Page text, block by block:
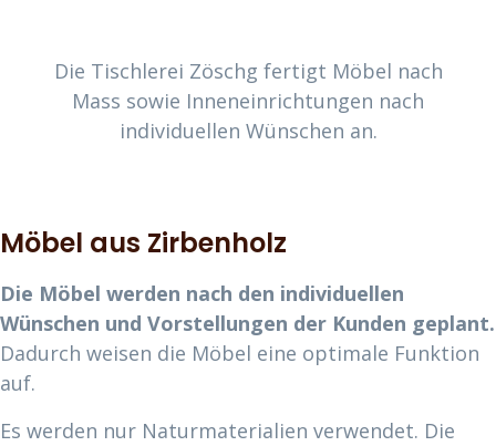
Die Tischlerei Zöschg fertigt Möbel nach
Mass sowie Inneneinrichtungen nach
individuellen Wünschen an.
Möbel aus Zirbenholz
Die Möbel werden nach den individuellen
Wünschen und Vorstellungen der Kunden geplant.
Dadurch weisen die Möbel eine optimale Funktion
auf.
Es werden nur Naturmaterialien verwendet. Die